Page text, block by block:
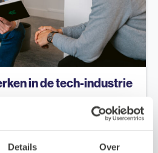
Details Over
in de tech-industrie